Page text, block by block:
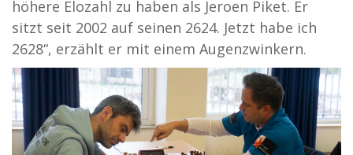
höhere Elozahl zu haben als Jeroen Piket. Er
sitzt seit 2002 auf seinen 2624. Jetzt habe ich
2628“, erzählt er mit einem Augenzwinkern.